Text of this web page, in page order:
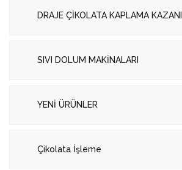
DRAJE ÇİKOLATA KAPLAMA KAZANI
SIVI DOLUM MAKİNALARI
YENİ ÜRÜNLER
Çikolata İşleme